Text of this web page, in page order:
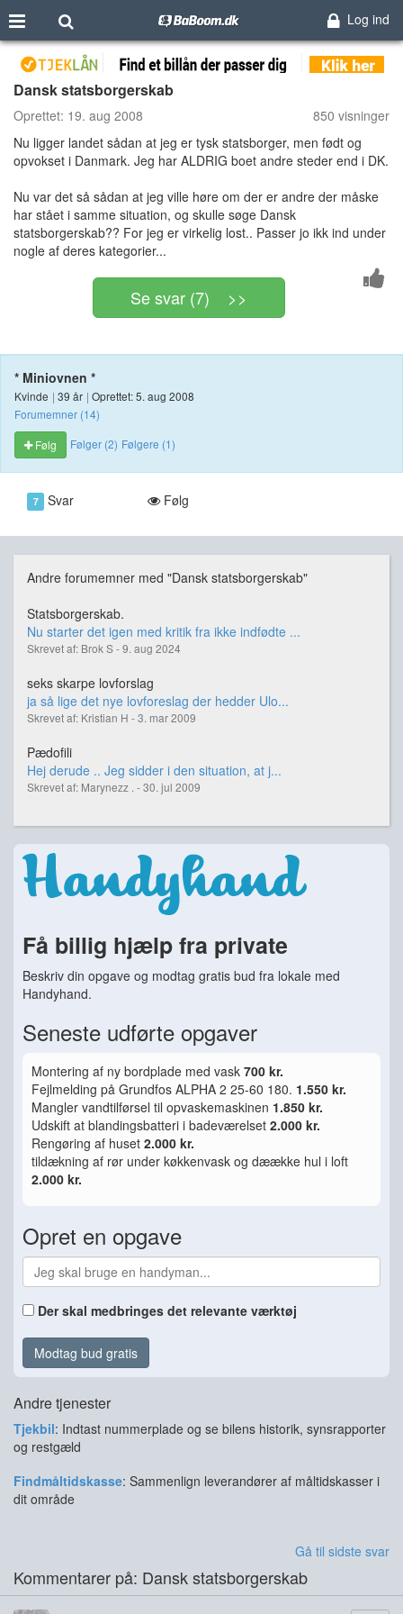
Log ind
Dansk statsborgerskab
Oprettet: 19. aug 2008
850 visninger
Nu ligger landet sådan at jeg er tysk statsborger, men født og
opvokset i Danmark. Jeg har ALDRIG boet andre steder end i DK.
Nu var det så sådan at jeg ville høre om der er andre der måske
har stået i samme situation, og skulle søge Dansk
statsborgerskab?? For jeg er virkelig lost.. Passer jo ikk ind under
nogle af deres kategorier...
Se svar (7) >>
* Miniovnen *
Kvinde | 39 år | Oprettet: 5. aug 2008
Forumemner (14)
Følg
Følger (2) Følgere (1)
7 Svar Følg
Andre forumemner med "Dansk statsborgerskab"
Statsborgerskab.
Nu starter det igen med kritik fra ikke indfødte ...
Skrevet af: Brok S - 9. aug 2024
seks skarpe lovforslag
ja så lige det nye lovforeslag der hedder Ulo...
Skrevet af: Kristian H - 3. mar 2009
Pædofili
Hej derude .. Jeg sidder i den situation, at j...
Skrevet af: Marynezz . - 30. jul 2009
Få billig hjælp fra private
Beskriv din opgave og modtag gratis bud fra lokale med
Handyhand.
Seneste udførte opgaver
Montering af ny bordplade med vask 700 kr.
Fejlmelding på Grundfos ALPHA 2 25-60 180. 1.550 kr.
Mangler vandtilførsel til opvaskemaskinen 1.850 kr.
Udskift at blandingsbatteri i badeværelset 2.000 kr.
Rengøring af huset 2.000 kr.
tildækning af rør under køkkenvask og dæække hul i loft
2.000 kr.
Opret en opgave
Der skal medbringes det relevante værktøj
Modtag bud gratis
Andre tjenester
Tjekbil: Indtast nummerplade og se bilens historik, synsrapporter
og restgæld
Findmåltidskasse: Sammenlign leverandører af måltidskasser i
dit område
Gå til sidste svar
Kommentarer på: Dansk statsborgerskab